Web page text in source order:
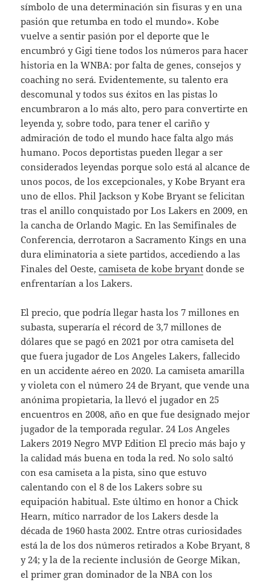
símbolo de una determinación sin fisuras y en una
pasión que retumba en todo el mundo». Kobe
vuelve a sentir pasión por el deporte que le
encumbró y Gigi tiene todos los números para hacer
historia en la WNBA: por falta de genes, consejos y
coaching no será. Evidentemente, su talento era
descomunal y todos sus éxitos en las pistas lo
encumbraron a lo más alto, pero para convertirte en
leyenda y, sobre todo, para tener el cariño y
admiración de todo el mundo hace falta algo más
humano. Pocos deportistas pueden llegar a ser
considerados leyendas porque solo está al alcance de
unos pocos, de los excepcionales, y Kobe Bryant era
uno de ellos. Phil Jackson y Kobe Bryant se felicitan
tras el anillo conquistado por Los Lakers en 2009, en
la cancha de Orlando Magic. En las Semifinales de
Conferencia, derrotaron a Sacramento Kings en una
dura eliminatoria a siete partidos, accediendo a las
Finales del Oeste,camiseta de kobe bryant donde se
enfrentarían a los Lakers.
El precio, que podría llegar hasta los 7 millones en
subasta, superaría el récord de 3,7 millones de
dólares que se pagó en 2021 por otra camiseta del
que fuera jugador de Los Angeles Lakers, fallecido
en un accidente aéreo en 2020. La camiseta amarilla
y violeta con el número 24 de Bryant, que vende una
anónima propietaria, la llevó el jugador en 25
encuentros en 2008, año en que fue designado mejor
jugador de la temporada regular. 24 Los Angeles
Lakers 2019 Negro MVP Edition El precio más bajo y
la calidad más buena en toda la red. No solo saltó
con esa camiseta a la pista, sino que estuvo
calentando con el 8 de los Lakers sobre su
equipación habitual. Este último en honor a Chick
Hearn, mítico narrador de los Lakers desde la
década de 1960 hasta 2002. Entre otras curiosidades
está la de los dos números retirados a Kobe Bryant, 8
y 24; y la de la reciente inclusión de George Mikan,
el primer gran dominador de la NBA con los